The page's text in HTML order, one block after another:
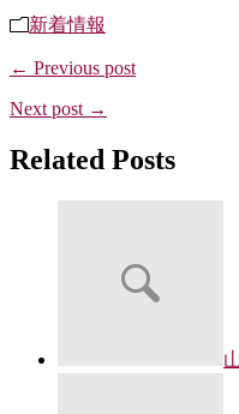
新着情報
← Previous post
Next post →
Related Posts